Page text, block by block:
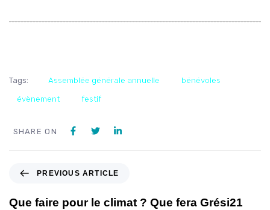
Tags: Assemblée générale annuelle bénévoles
évènement festif
SHARE ON
PREVIOUS ARTICLE
Que faire pour le climat ? Que fera Grési21